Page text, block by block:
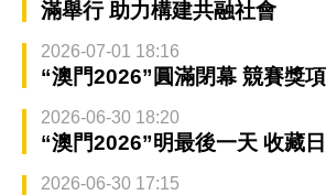
滿舉行 助力構建共融社會
2026-07-01 18:16
“澳門2026”圓滿閉幕 競賽獎
2026-06-30 18:20
“澳門2026”明最後一天 收藏
2026-06-30 17:15